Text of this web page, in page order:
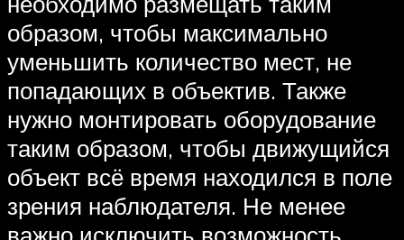
образом, чтобы максимально
уменьшить количество мест, не
попадающих в объектив. Также
нужно монтировать оборудование
таким образом, чтобы движущийся
объект всё время находился в поле
зрения наблюдателя. Не менее